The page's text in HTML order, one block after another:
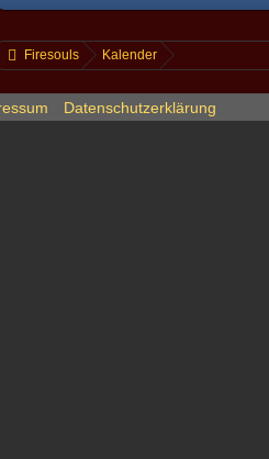
Firesouls Kalender
Datenschutzerklärung